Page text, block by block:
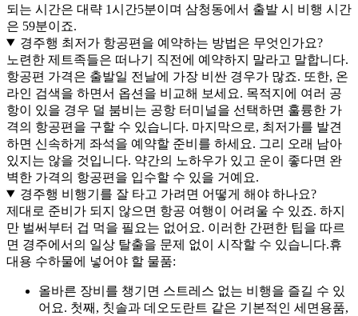
되는 시간은 대략 1시간5분이며 삼청동에서 출발 시 비행 시간
은 59분이죠.
경주행 최저가 항공편을 예약하는 방법은 무엇인가요?
노련한 제트족들은 떠나기 직전에 예약하지 말라고 말합니다.
항공편 가격은 출발일 전날에 가장 비싼 경우가 많죠. 또한, 온
라인 검색을 하면서 옵션을 비교해 보세요. 목적지에 여러 공
항이 있을 경우 덜 붐비는 공항 터미널을 선택하면 훌륭한 가
격의 항공편을 구할 수 있습니다. 마지막으로, 최저가를 발견
하면 신속하게 좌석을 예약할 준비를 하세요. 그리 오래 남아
있지는 않을 것입니다. 약간의 노하우가 있고 운이 좋다면 완
벽한 가격의 항공편을 입수할 수 있을 거예요.
경주행 비행기를 잘 타고 가려면 어떻게 해야 하나요?
제대로 준비가 되지 않으면 항공 여행이 어려울 수 있죠. 하지
만 벌써부터 겁 먹을 필요는 없어요. 이러한 간편한 팁을 따르
면 경주에서의 일상 탈출을 문제 없이 시작할 수 있습니다.휴
대용 수하물에 넣어야 할 물품:
올바른 장비를 챙기면 스트레스 없는 비행을 즐길 수 있
어요. 첫째, 칫솔과 데오도란트 같은 기본적인 세면용품,